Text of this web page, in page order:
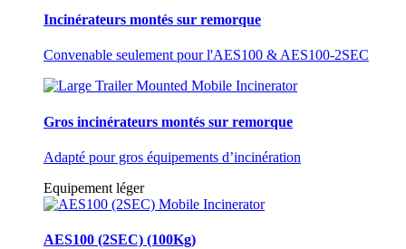
Incinérateurs montés sur remorque
Convenable seulement pour l'AES100 & AES100-2SEC
Gros incinérateurs montés sur remorque
Adapté pour gros équipements d’incinération
Equipement léger
AES100 (2SEC) (100Kg)